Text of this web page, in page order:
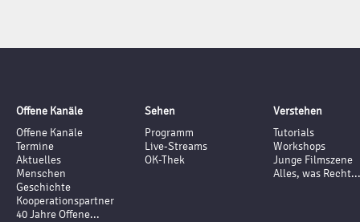
Offene Kanäle
Offene Kanäle
Termine
Aktuelles
Menschen
Geschichte
Kooperationspartner
40 Jahre Offene...
Sehen
Programm
Live-Streams
OK-Thek
Verstehen
Tutorials
Workshops
Junge Filmszene
Alles, was Recht...